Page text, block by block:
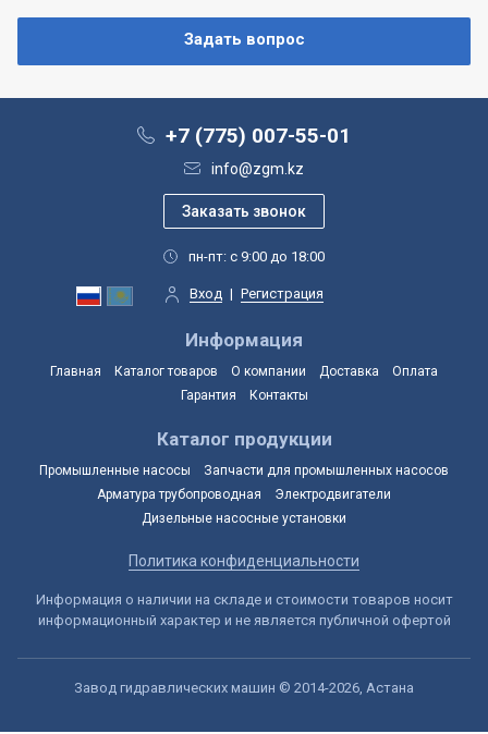
+7 (775) 007-55-01
info@zgm.kz
пн-пт: с 9:00 до 18:00
Вход | Регистрация
Информация
Главная Каталог товаров О компании Доставка
Оплата
Гарантия
Контакты
Каталог продукции
Промышленные насосы
Запчасти для промышленных насосов
Арматура трубопроводная
Электродвигатели
Дизельные насосные установки
Политика конфиденциальности
Информация о наличии на складе и стоимости товаров носит
информационный характер и не является публичной офертой
Завод гидравлических машин © 2014-2026, Астана